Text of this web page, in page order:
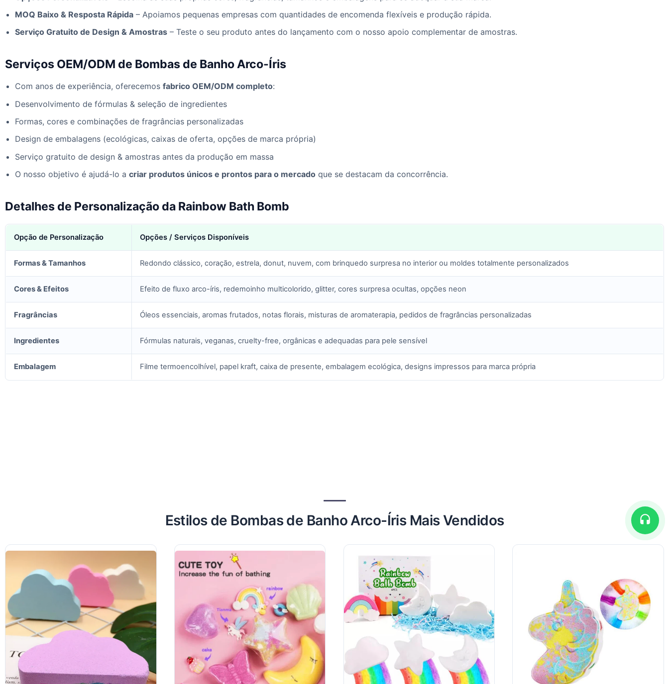
MOQ Baixo & Resposta Rápida – Apoiamos pequenas empresas com quantidades de encomenda flexíveis e produção rápida.
Serviço Gratuito de Design & Amostras – Teste o seu produto antes do lançamento com o nosso apoio complementar de amostras.
Serviços OEM/ODM de Bombas de Banho Arco-Íris
Com anos de experiência, oferecemos fabrico OEM/ODM completo:
Desenvolvimento de fórmulas & seleção de ingredientes
Formas, cores e combinações de fragrâncias personalizadas
Design de embalagens (ecológicas, caixas de oferta, opções de marca própria)
Serviço gratuito de design & amostras antes da produção em massa
O nosso objetivo é ajudá-lo a criar produtos únicos e prontos para o mercado que se destacam da concorrência.
Detalhes de Personalização da Rainbow Bath Bomb
Opção de Personalização Opções / Serviços Disponíveis
Formas & Tamanhos Redondo clássico, coração, estrela, donut, nuvem, com brinquedo surpresa no interior ou moldes totalmente personalizados
Cores & Efeitos Efeito de fluxo arco-íris, redemoinho multicolorido, glitter, cores surpresa ocultas, opções neon
Fragrâncias Óleos essenciais, aromas frutados, notas florais, misturas de aromaterapia, pedidos de fragrâncias personalizadas
Ingredientes Fórmulas naturais, veganas, cruelty-free, orgânicas e adequadas para pele sensível
Embalagem Filme termoencolhível, papel kraft, caixa de presente, embalagem ecológica, designs impressos para marca própria
Estilos de Bombas de Banho Arco-Íris Mais Vendidos